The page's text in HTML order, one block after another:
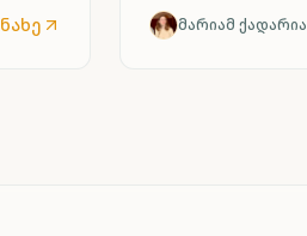
ნახე მარიამ ქადარია